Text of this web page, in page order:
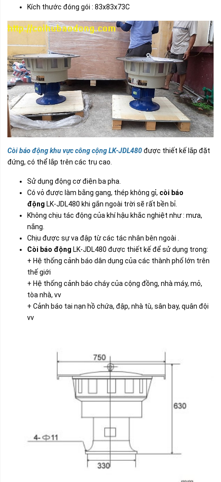
Kích thước đóng gói : 83x83x73C
Còi báo động khu vực công cộngLK-JDL480được thiết kế lắp đặt
đứng, có thể lắp trên các trụ cao.
Sử dụng động cơ điện ba pha.
Có vỏ được làm bằng gang, thép không gỉ, còi báo
động LK-JDL480 khi gắn ngoài trời sẽ rất bền bỉ.
Không chịu tác động của khí hậu khắc nghiệt như : mưa,
nắng.
Chịu được sự va đập từ các tác nhân bên ngoài .
Còi báo động LK-JDL480 được thiết kế để sử dụng trong:
+ Hệ thống cảnh báo dân dụng của các thành phố lớn trên
thế giới
+ Hệ thống cảnh báo cháy của cộng đồng, nhà máy, mỏ,
tòa nhà, vv
+ Cảnh báo tai nạn hồ chứa, đập, nhà tù, sân bay, quân đội
vv